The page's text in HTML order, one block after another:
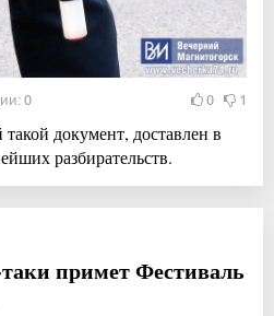
0 0 1
документ, доставлен в
разбирательств.
примет Фестиваль